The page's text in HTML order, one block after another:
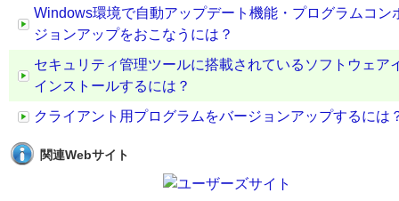
Windows環境で自動アップデート機能・プログラムコ
ジョンアップをおこなうには？
セキュリティ管理ツールに搭載されているソフトウェ
インストールするには？
クライアント用プログラムをバージョンアップするには
関連Webサイト